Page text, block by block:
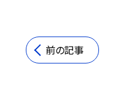
前の記事